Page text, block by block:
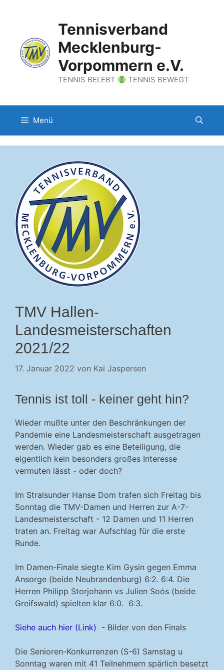
Tennisverband
Mecklenburg-
Vorpommern e.V.
TENNIS BELEBT TENNIS BEWEGT
Menü
TMV Hallen-
Landesmeisterschaften
2021/22
17. Januar 2022 von Kai Jaspersen
Tennis ist toll - keiner geht hin?
Wieder mußte unter den Beschränkungen der
Pandemie eine Landesmeisterschaft ausgetragen
werden. Wieder gab es eine Beteiligung, die
eigentlich kein besonders großes Interesse
vermuten lässt - oder doch?
Im Stralsunder Hanse Dom trafen sich Freitag bis
Sonntag die TMV-Damen und Herren zur A-7-
Landesmeisterschaft - 12 Damen und 11 Herren
traten an. Freitag war Aufschlag für die erste
Runde.
Im Damen-Finale siegte Kim Gysin gegen Emma
Ansorge (beide Neubrandenburg) 6:2. 6:4. Die
Herren Philipp Storjohann vs Julien Soós (beide
Greifswald) spielten klar 6:0. 6:3.
Siehe auch hier (Link) - Bilder von den Finals
Die Senioren-Konkurrenzen (S-6) Samstag u
Sonntag waren mit 41 Teilnehmern spärlich besetzt